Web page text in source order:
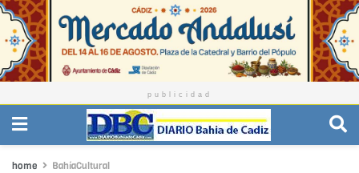
publicidad
home BahíaCultural